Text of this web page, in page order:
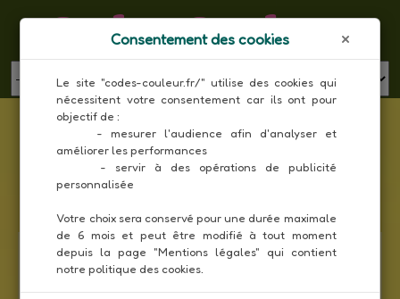
Codes Couleur
MENU
Liste des couleurs Pantone en composantes
RVB
Toutes les couleurs
Le nuancier Pantone ou pantonier est un nuancier universel
créé en 1866 aux États-Unis pour les produits cosmétiques
Consentement des cookies
Le site "codes-couleur.fr/" utilise des cookies qui
nécessitent votre consentement car ils ont pour
objectif de :
améliorer les performances
     - servir à des opérations de publicité
personnalisée
Votre choix sera conservé pour une durée maximale
de 6 mois et peut être modifié à tout moment
depuis la page "Mentions légales" qui contient
notre politique des cookies.